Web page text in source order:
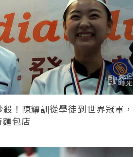
！陳耀訓從學徒到世界冠軍，
包店